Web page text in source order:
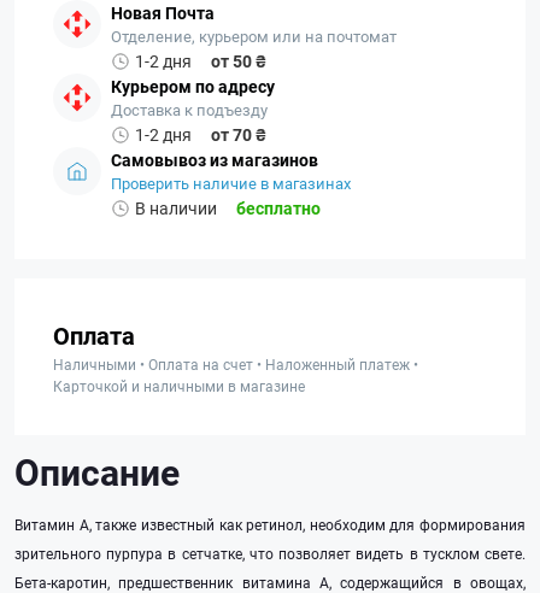
Новая Почта
Отделение, курьером или на почтомат
1-2 дня
от 50 ₴
Курьером по адресу
Доставка к подъезду
1-2 дня
от 70 ₴
Самовывоз из магазинов
Проверить наличие в магазинах
В наличии бесплатно
Оплата
Наличными • Оплата на счет • Наложенный платеж •
Карточкой и наличными в магазине
Описание
Витамин А, также известный как ретинол, необходим для формирования
зрительного пурпура в сетчатке, что позволяет видеть в тусклом свете.
Бета-каротин, предшественник витамина А, содержащийся в овощах,